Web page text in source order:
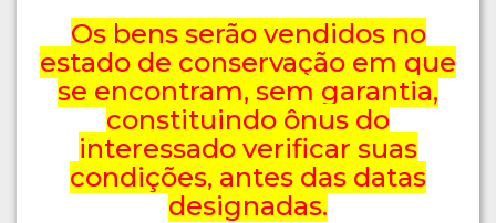
Os bens serão vendidos no
estado de conservação em que
se encontram, sem garantia,
constituindo ônus do
interessado verificar suas
condições, antes das datas
designadas.